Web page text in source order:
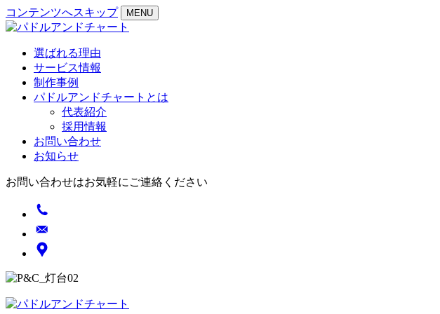
コンテンツへスキップ MENU
選ばれる理由
サービス情報
制作事例
パドルアンドチャートとは
代表紹介
採用情報
お問い合わせ
お知らせ
お問い合わせはお気軽にご連絡ください